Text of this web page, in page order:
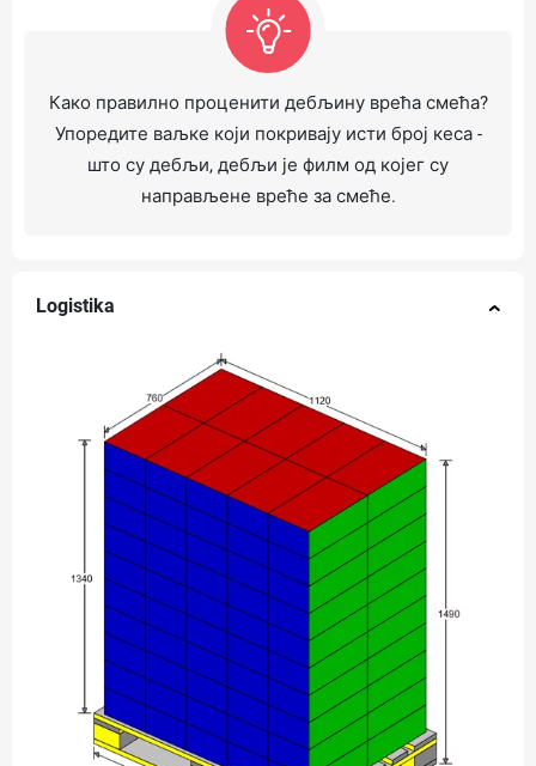
Како правилно проценити дебљину врећа смећа?
Упоредите ваљке који покривају исти број кеса -
што су дебљи, дебљи је филм од којег су
направљене вреће за смеће.
Logistika